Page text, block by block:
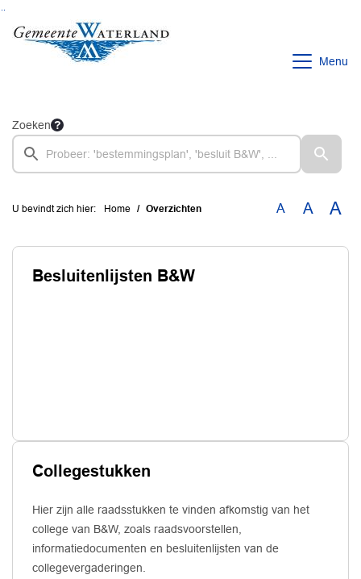
Ga naar de inhoud van deze pagina
Ga naar het zoeken
Ga naar het menu
Menu
Zoeken
U bevindt zich hier: Home Overzichten A A A
Besluitenlijsten B&W
Collegestukken
Hier zijn alle raadsstukken te vinden afkomstig van het
college van B&W, zoals raadsvoorstellen,
informatiedocumenten en besluitenlijsten van de
collegevergaderingen.